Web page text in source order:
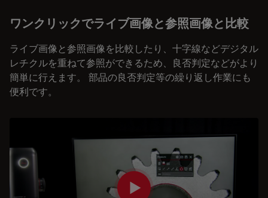
ワンクリックでライブ画像と参照画像と比較
ライブ画像と参照画像を比較したり、十字線などデジタル
レチクルを重ねて参照ができるため、良否判定などがより
簡単に行えます。 部品の良否判定等の繰り返し作業にも
便利です。